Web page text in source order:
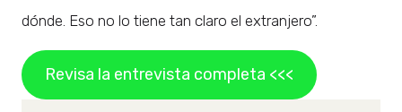
dónde. Eso no lo tiene tan claro el extranjero”.
Revisa la entrevista completa <<<